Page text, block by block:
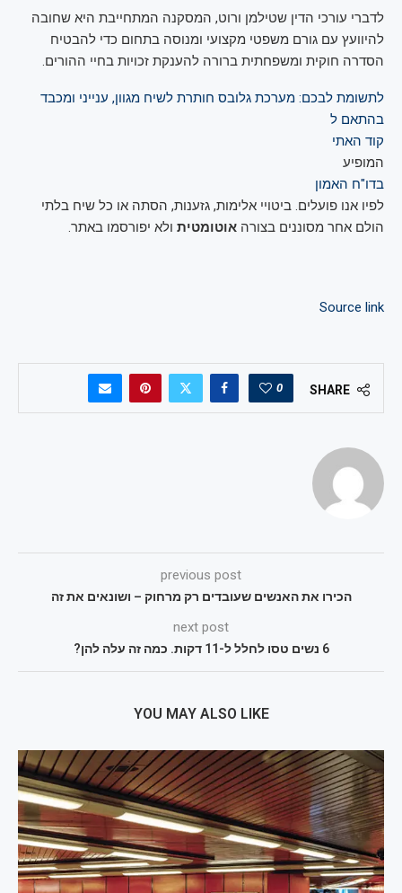
לדברי עורכי הדין שטילמן ורוט, המסקנה המתחייבת היא שחובה
להיוועץ עם גורם משפטי מקצועי ומנוסה בתחום כדי להבטיח
הסדרה חוקית ומשפחתית ברורה להענקת זכויות בחיי ההורים.
לתשומת לבכם: מערכת גלובס חותרת לשיח מגוון, ענייני ומכבד
בהתאם ל
קוד האתי
המופיע
בדו"ח האמון
לפיו אנו פועלים. ביטויי אלימות, גזענות, הסתה או כל שיח בלתי
הולם אחר מסוננים בצורה אוטומטית ולא יפורסמו באתר.
Source link
SHARE
0
previous post
הכירו את האנשים שעובדים רק מרחוק – ושונאים את זה
next post
6 נשים טסו לחלל ל-11 דקות. כמה זה עלה להן?
YOU MAY ALSO LIKE